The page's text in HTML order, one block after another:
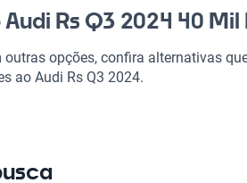
Audi Rs Q3 2024 40
com Tecnología moderna,
Rs Q3 2024 40 Mil
outras opções, confira alternativas
ao Audi Rs Q3 2024.